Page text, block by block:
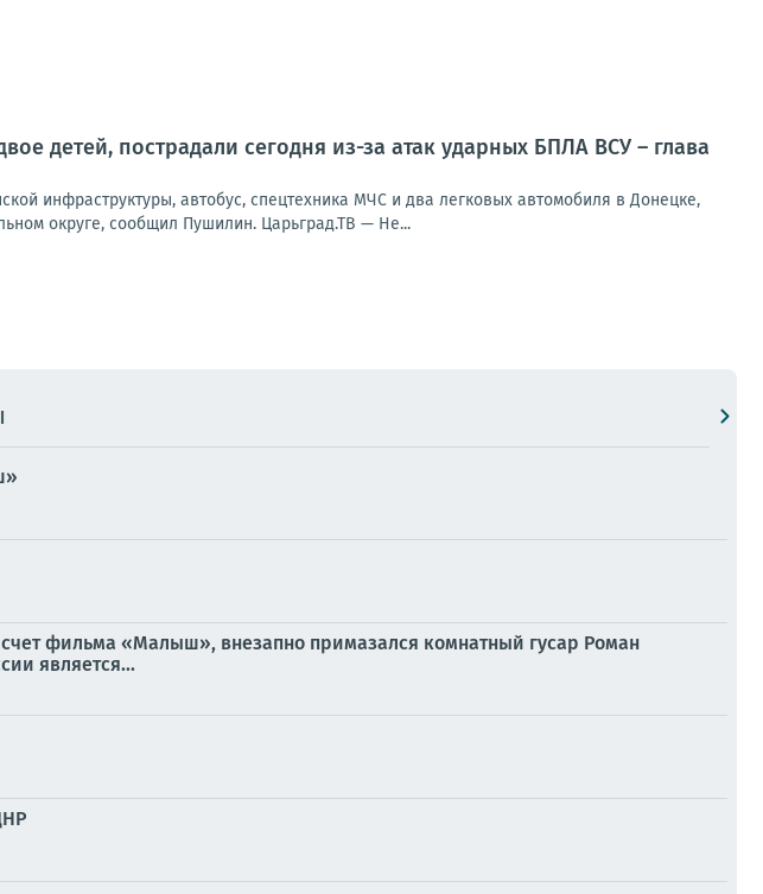
детей, пострадали сегодня из-за атак ударных БПЛА ВСУ – глава
инфраструктуры, автобус, спецтехника МЧС и два легковых автомобиля в Донецке,
округе, сообщил Пушилин. Царьград.ТВ — Не...
фильма «Малыш», внезапно примазался комнатный гусар Роман
является...